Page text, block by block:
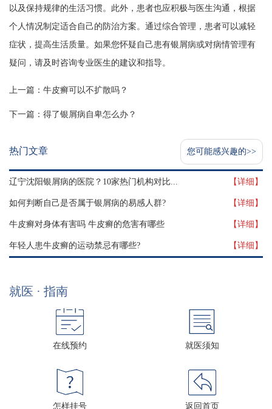
以及保持规律的生活习惯。此外，患者也应积极与医生沟通，根据
个人情况制定适合自己的防治方案。通过综合管理，患者可以减轻
症状，提高生活质量。如果您怀疑自己患有银屑病或对病情管理有
疑问，请及时咨询专业医生的建议和指导。
上一篇： 牛皮癣可以不扩散吗？
下一篇： 得了银屑病自卑怎么办？
热门文章 您可能感兴趣的>>
辽宁沈阳银屑病的医院？10家热门机构对比... 【详细】
如何判断自己是否属于银屑病的易感人群? 【详细】
牛皮癣对身体有害吗 牛皮癣的危害有哪些 【详细】
年轻人患牛皮癣的运动禁忌有哪些? 【详细】
就医 · 指南
在线预约 就医须知
怎样挂号 返回首页